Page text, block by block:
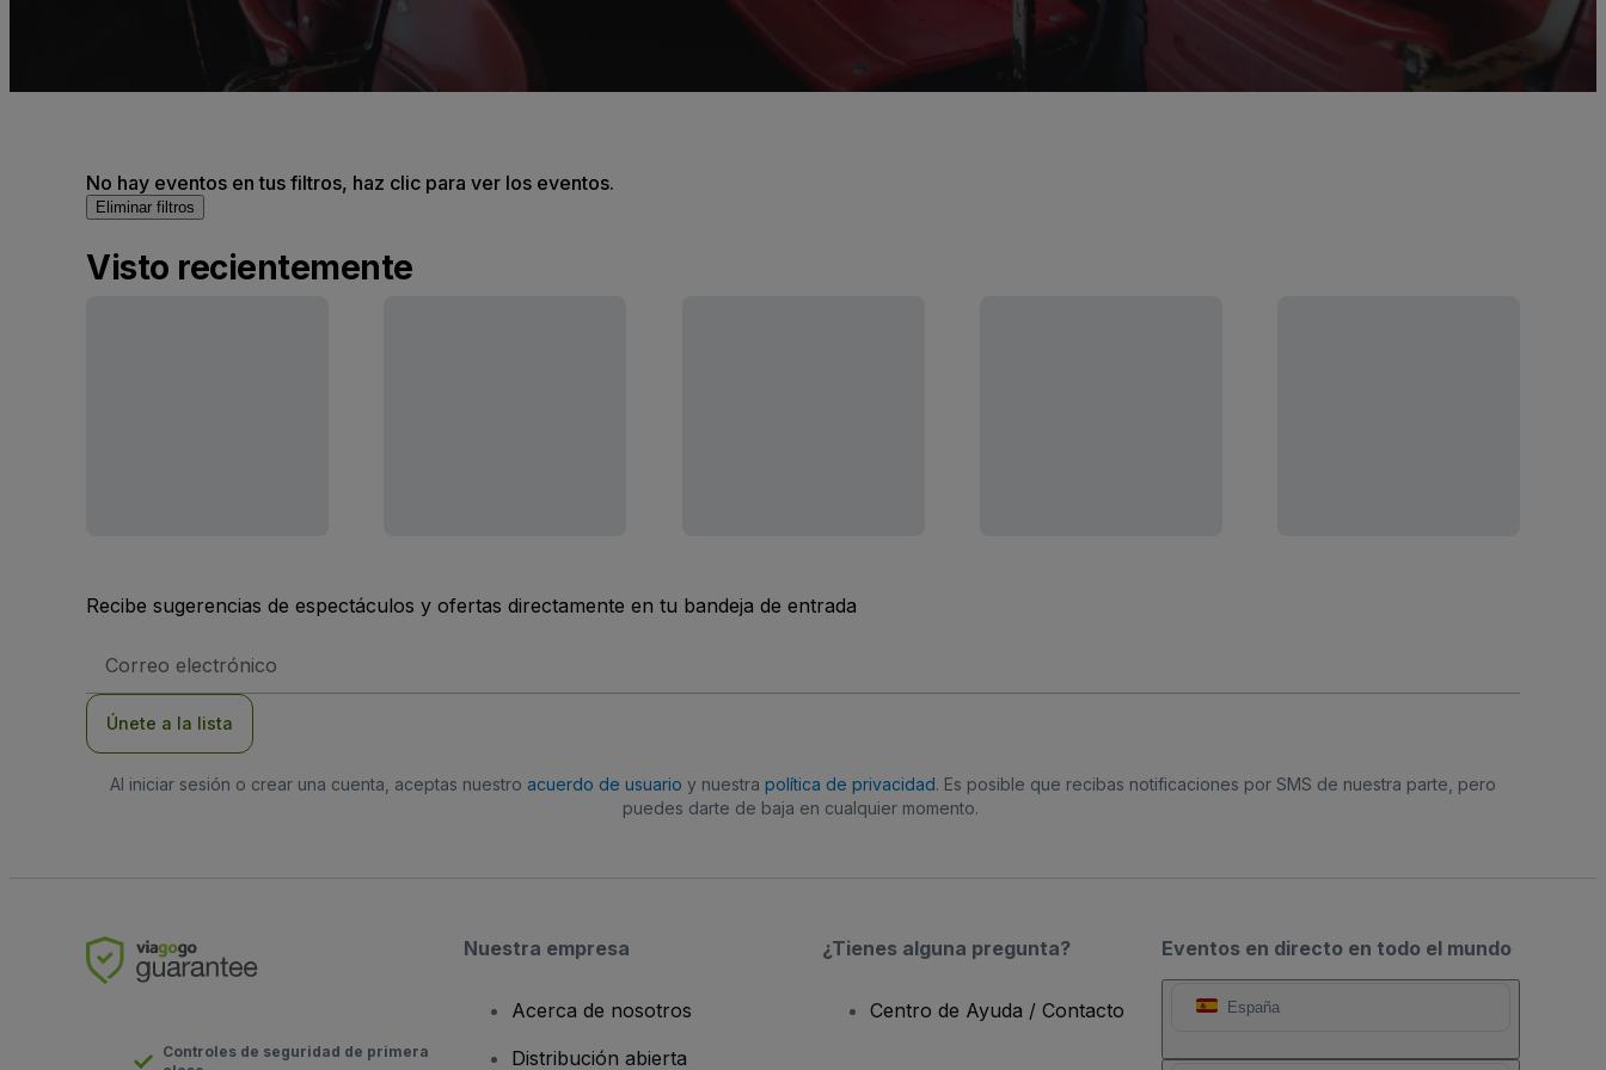
No hay eventos en tus filtros, haz clic para ver los eventos.
Eliminar filtros
Visto recientemente
Recibe sugerencias de espectáculos y ofertas directamente en tu bandeja de entrada
de
Únete a la lista
Al iniciar sesión o crear una cuenta, aceptas nuestro acuerdo de usuario y nuestra política de privacidad. Es posible que recibas notificaciones por SMS de nuestra parte, pero
puedes darte de baja en cualquier momento.
Eventos en directo en todo el mundo
España
Controles de seguridad de primera
Nuestra empresa
Acerca de nosotros
Distribución abierta
¿Tienes alguna pregunta?
Centro de Ayuda / Contacto